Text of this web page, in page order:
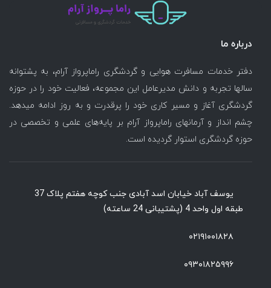
درباره ما
دفتر خدمات مسافرت هوایی و گردشگری راماپرواز آرام، به پشتوانه
سالها تجربه و دانش مدیرعامل این مجموعه، فعالیت خود را در حوزه
گردشگری آغاز و مسیر کاری خود را پرقدرت و به روز ادامه میدهد.
چشم انداز و آرمانهای راماپرواز آرام بر پایه‌های علمی و تخصصی در
حوزه گردشگری استوار گردیده است.
یوسف آباد خیابان اسد آبادی جنب کوچه هفتم پلاک 37
طبقه اول واحد 4 (پشتیبانی 24 ساعته)
۰۲۱۹۱۰۰۱۸۲۸
۰۹۳۰۱۸۲۵۹۹۶